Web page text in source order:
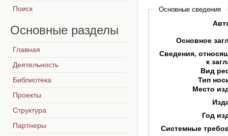
Основные сведения
Основное
Сведения,
к
Вид
Тип
Место
Год
Системные
Поиск
Основные разделы
Главная
Деятельность
Библиотека
Проекты
Структура
Партнеры